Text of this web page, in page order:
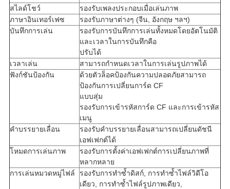
สไลด์โชว์
รองรับเพลงประกอบเมื่อเล่นภาพ
ภาษาอินเทอร์เฟซ
รองรับภาษาต่างๆ (จีน, อังกฤษ ฯลฯ)
บันทึกการเล่น
รองรับการบันทึกการเล่นทั้งหมดโดยอัตโนมัติ
และเวลาในการบันทึกคือ
ปรับได้
เวลาเล่น
สามารถกำหนดเวลาในการเล่นรูปภาพได้
ฟังก์ชันป้องกัน
ด้วยตัวล็อคป้องกันความปลอดภัยสามารถ
ป้องกันการเปลี่ยนการ์ด CF
แบบสุ่ม
รองรับการเข้ารหัสการ์ด CF และการเข้ารหัส
เมนู
คำบรรยายเลื่อน
รองรับคำบรรยายเลื่อนสามารถเปลี่ยนดัชนี
เอฟเฟกต์ได้
โหมดการเล่นภาพ
รองรับการตั้งค่าเอฟเฟกต์การเปลี่ยนภาพที่
หลากหลาย
การเล่นหมวดหมู่ไฟล์
รองรับการทำซ้ำดิสก์, การทำซ้ำไฟล์วิดีโอ
เดียว, การทำซ้ำไฟล์รูปภาพเดียว,